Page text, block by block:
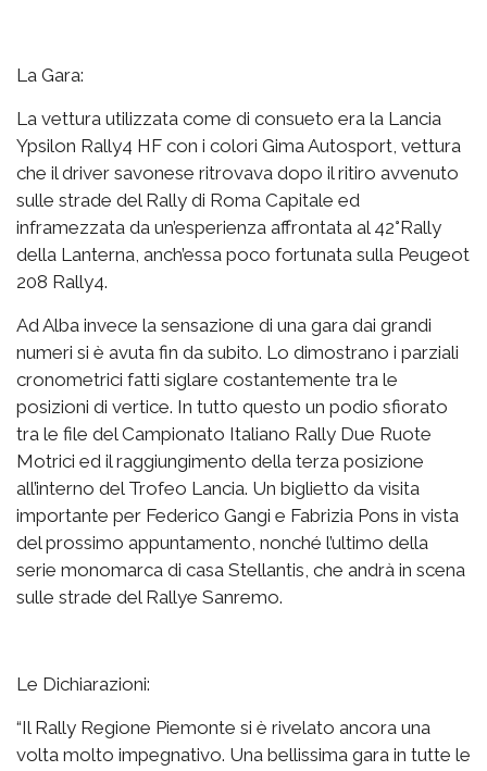
La Gara:
La vettura utilizzata come di consueto era la Lancia
Ypsilon Rally4 HF con i colori Gima Autosport, vettura
che il driver savonese ritrovava dopo il ritiro avvenuto
sulle strade del Rally di Roma Capitale ed
inframezzata da un’esperienza affrontata al 42°Rally
della Lanterna, anch’essa poco fortunata sulla Peugeot
208 Rally4.
Ad Alba invece la sensazione di una gara dai grandi
numeri si è avuta fin da subito. Lo dimostrano i parziali
cronometrici fatti siglare costantemente tra le
posizioni di vertice. In tutto questo un podio sfiorato
tra le file del Campionato Italiano Rally Due Ruote
Motrici ed il raggiungimento della terza posizione
all’interno del Trofeo Lancia. Un biglietto da visita
importante per Federico Gangi e Fabrizia Pons in vista
del prossimo appuntamento, nonché l’ultimo della
serie monomarca di casa Stellantis, che andrà in scena
sulle strade del Rallye Sanremo.
Le Dichiarazioni:
“Il Rally Regione Piemonte si è rivelato ancora una
volta molto impegnativo. Una bellissima gara in tutte le